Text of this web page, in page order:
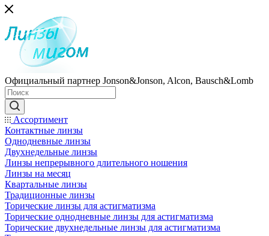
Официальный партнер Jonson&Jonson, Alcon, Bausch&Lomb
Ассортимент
Контактные линзы
Однодневные линзы
Двухнедельные линзы
Линзы непрерывного длительного ношения
Линзы на месяц
Квартальные линзы
Традиционные линзы
Торические линзы для астигматизма
Торические однодневные линзы для астигматизма
Торические двухнедельные линзы для астигматизма